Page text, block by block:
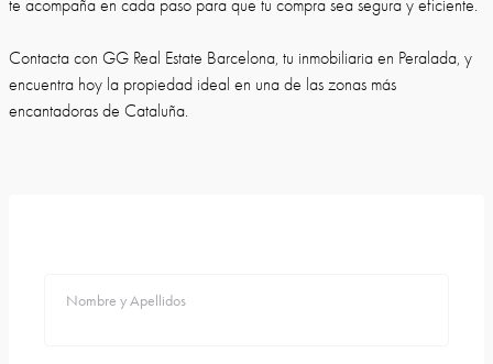
te acompaña en cada paso para que tu compra sea segura y eficiente.
Contacta con GG Real Estate Barcelona, tu inmobiliaria en Peralada, y
encuentra hoy la propiedad ideal en una de las zonas más
encantadoras de Cataluña.
Nombre y Apellidos